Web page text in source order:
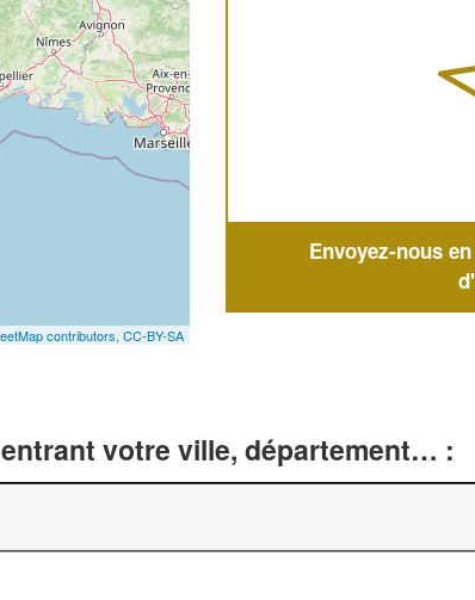
contributors, CC-BY-SA
Envoyez-nous
votre ville, département… :